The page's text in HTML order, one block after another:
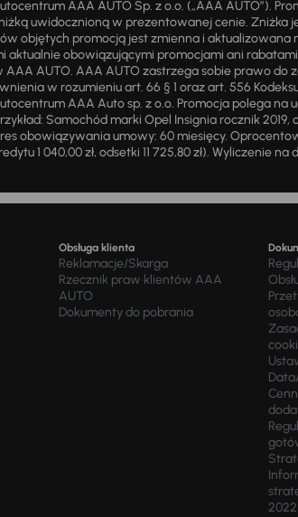
AAA AUTO Sp. z o.o. („AAA AUTO”).
uwidocznioną w prezentowanej cenie. Zniżka
objętych promocją jest zmienna i
aktualnie obowiązującymi promocjami ani
AUTO. AAA AUTO zastrzega sobie prawo
w rozumieniu art. 66 § 1 oraz art. 556
AAA Auto sp. z o.o. Promocja polega na
Samochód marki Opel Insignia rocznik 2019,
obowiązywania umowy: 60 miesięcy.
1 040,00 zł, odsetki 11 725,80 zł). Wyliczenie
Obsługa klienta
Reklamacje/Skarga
Rzecznik praw klientów AAA
AUTO
Dokumenty do pobrania
2022